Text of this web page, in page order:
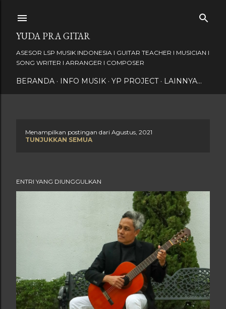
YUDA PRA GITAR
ASESOR LSP MUSIK INDONESIA I GUITAR TEACHER I MUSICIAN I
SONG WRITER I ARRANGER I COMPOSER
BERANDA INFO MUSIK YP PROJECT LAINNYA…
s
a
n
Menampilkan postingan dari Agustus, 2021
TUNJUKKAN SEMUA
ENTRI YANG DIUNGGULKAN